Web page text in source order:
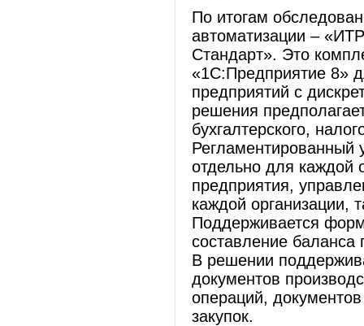
По итогам
автоматизации –
Стандарт». Это
«1С:Предприятие 8»
предприятий с
решения
бухгалтерского,
Регламентированный
отдельно для каждой
предприятия,
каждой организации,
Поддерживается
составление баланса
В решении
документов
операций,
закупок.